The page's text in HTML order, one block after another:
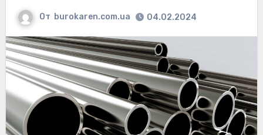
От burokaren.com.ua 04.02.2024